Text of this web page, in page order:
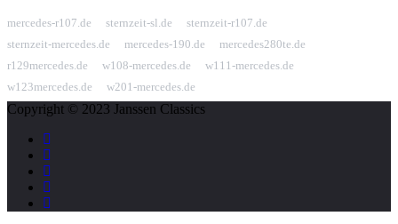
mercedes-r107.de
sternzeit-sl.de
sternzeit-r107.de
sternzeit-mercedes.de
mercedes-190.de
mercedes280te.de
r129mercedes.de
w108-mercedes.de
w111-mercedes.de
w123mercedes.de
w201-mercedes.de
Copyright © 2023 Janssen Classics